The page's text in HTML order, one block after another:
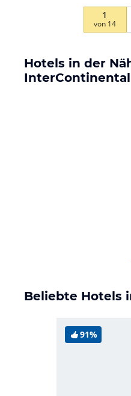
1
von 14
Hotels in der
Beliebte Hotels
91%